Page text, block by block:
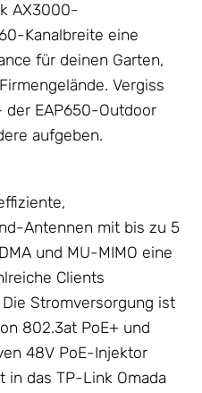
AX3000-
Kanalbreite eine
für deinen Garten,
Vergiss
der EAP650-Outdoor
aufgeben.
Antennen mit bis zu 5
und MU-MIMO eine
Clients
Stromversorgung ist
802.3at PoE+ und
48V PoE-Injektor
in das TP-Link Omada